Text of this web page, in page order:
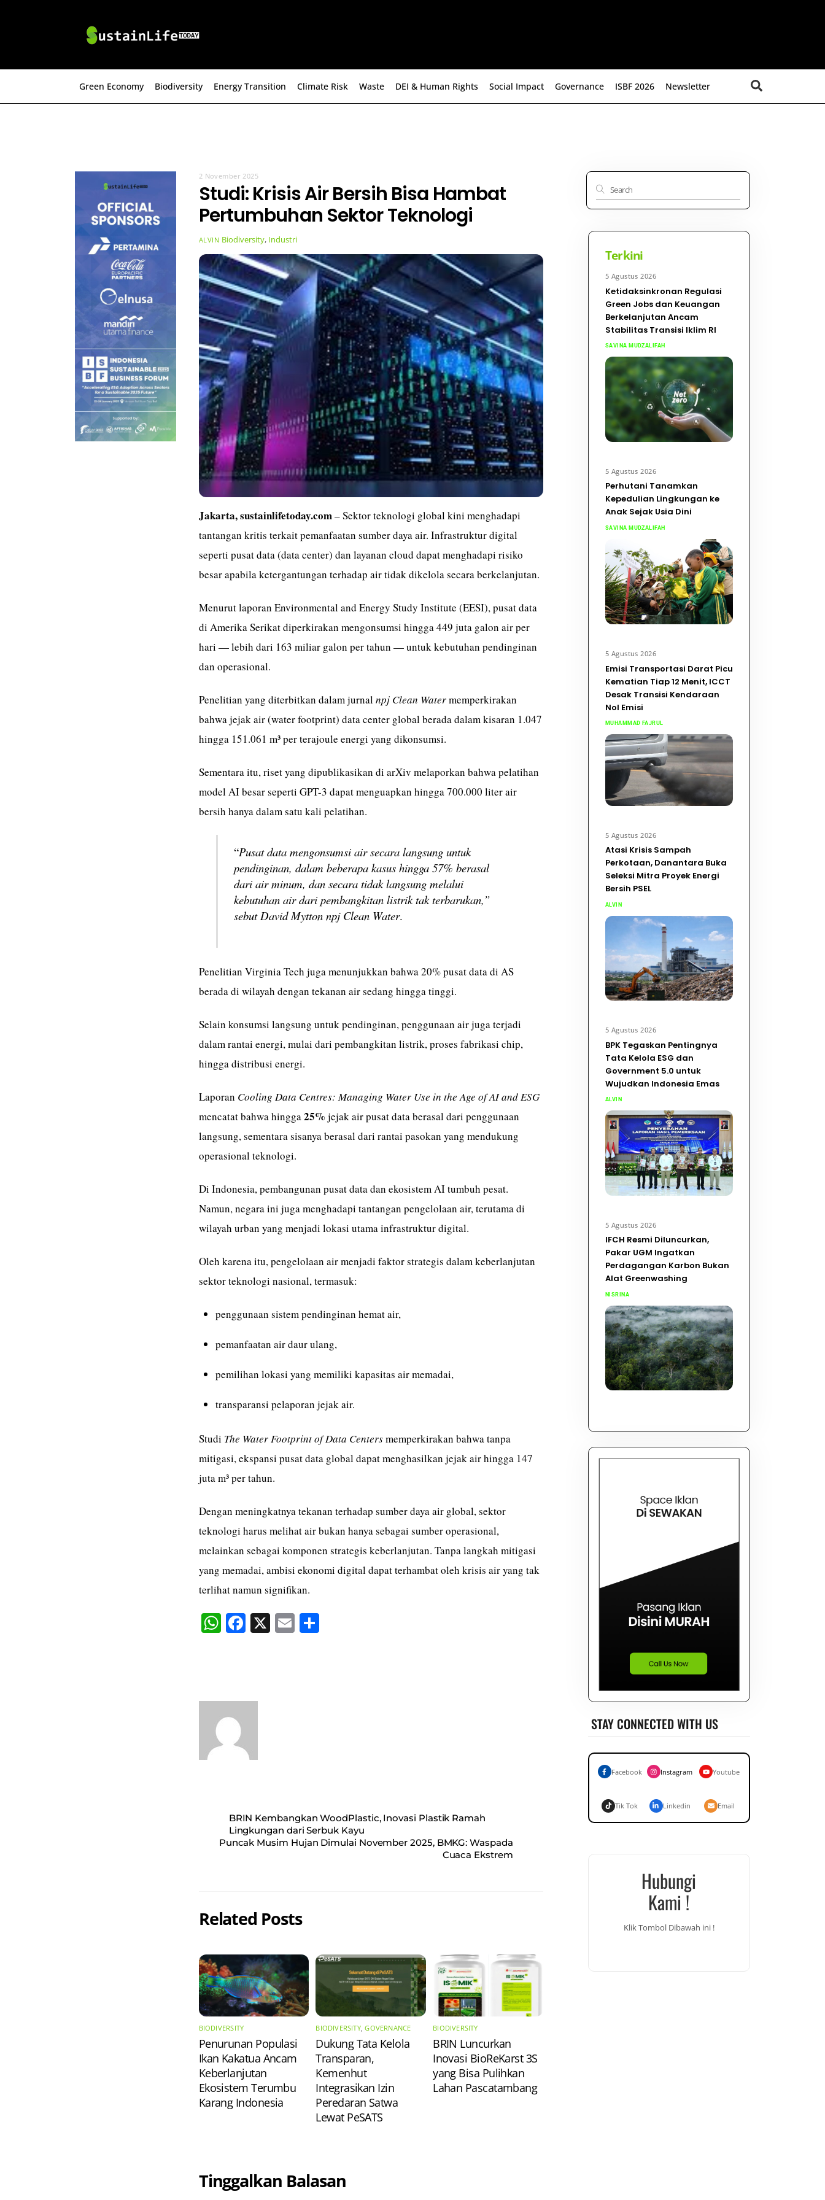
Green Economy Biodiversity Energy Transition Climate Risk Waste DEI & Human Rights Social Impact Governance ISBF 2026 Newsletter
2 November 2025
Studi: Krisis Air Bersih Bisa Hambat
Pertumbuhan Sektor Teknologi
ALVIN Biodiversity, Industri
Jakarta, sustainlifetoday.com– Sektor teknologi global kini menghadapi
tantangan kritis terkait pemanfaatan sumber daya air. Infrastruktur digital
seperti pusat data (data center) dan layanan cloud dapat menghadapi risiko
besar apabila ketergantungan terhadap air tidak dikelola secara berkelanjutan.
Menurut laporan Environmental and Energy Study Institute (EESI), pusat data
di Amerika Serikat diperkirakan mengonsumsi hingga 449 juta galon air per
hari — lebih dari 163 miliar galon per tahun — untuk kebutuhan pendinginan
dan operasional.
Penelitian yang diterbitkan dalam jurnalnpj Clean Watermemperkirakan
bahwa jejak air (water footprint) data center global berada dalam kisaran 1.047
hingga 151.061 m³ per terajoule energi yang dikonsumsi.
Sementara itu, riset yang dipublikasikan di arXiv melaporkan bahwa pelatihan
model AI besar seperti GPT-3 dapat menguapkan hingga 700.000 liter air
bersih hanya dalam satu kali pelatihan.
“Pusat data mengonsumsi air secara langsung untuk
pendinginan, dalam beberapa kasus hingga 57% berasal
dari air minum, dan secara tidak langsung melalui
kebutuhan air dari pembangkitan listrik tak terbarukan,”
sebut David Myttonnpj Clean Water.
Penelitian Virginia Tech juga menunjukkan bahwa 20% pusat data di AS
berada di wilayah dengan tekanan air sedang hingga tinggi.
Selain konsumsi langsung untuk pendinginan, penggunaan air juga terjadi
dalam rantai energi, mulai dari pembangkitan listrik, proses fabrikasi chip,
hingga distribusi energi.
Laporan Cooling Data Centres: Managing Water Use in the Age of AI and ESG
mencatat bahwa hingga25% jejak air pusat data berasal dari penggunaan
langsung, sementara sisanya berasal dari rantai pasokan yang mendukung
operasional teknologi.
Di Indonesia, pembangunan pusat data dan ekosistem AI tumbuh pesat.
Namun, negara ini juga menghadapi tantangan pengelolaan air, terutama di
wilayah urban yang menjadi lokasi utama infrastruktur digital.
Oleh karena itu, pengelolaan air menjadi faktor strategis dalam keberlanjutan
sektor teknologi nasional, termasuk:
penggunaan sistem pendinginan hemat air,
pemanfaatan air daur ulang,
pemilihan lokasi yang memiliki kapasitas air memadai,
transparansi pelaporan jejak air.
Studi The Water Footprint of Data Centersmemperkirakan bahwa tanpa
mitigasi, ekspansi pusat data global dapat menghasilkan jejak air hingga 147
juta m³ per tahun.
Dengan meningkatnya tekanan terhadap sumber daya air global, sektor
teknologi harus melihat air bukan hanya sebagai sumber operasional,
melainkan sebagai komponen strategis keberlanjutan. Tanpa langkah mitigasi
yang memadai, ambisi ekonomi digital dapat terhambat oleh krisis air yang tak
terlihat namun signifikan.
W
pp
Fa X E S
BRIN Kembangkan WoodPlastic, Inovasi Plastik Ramah
Lingkungan dari Serbuk Kayu
Puncak Musim Hujan Dimulai November 2025, BMKG: Waspada
Cuaca Ekstrem
Related Posts
BIODIVERSITY
Penurunan Populasi
Ikan Kakatua Ancam
Keberlanjutan
Ekosistem Terumbu
Karang Indonesia
BIODIVERSITY,GOVERNANCE
Dukung Tata Kelola
Transparan,
Kemenhut
Integrasikan Izin
Peredaran Satwa
Lewat PeSATS
BIODIVERSITY
​BRIN Luncurkan
Inovasi BioReKarst 3S
yang Bisa Pulihkan
Lahan Pascatambang
Tinggalkan Balasan
Terkini
5 Agustus 2026
Ketidaksinkronan Regulasi
Green Jobs dan Keuangan
Berkelanjutan Ancam
Stabilitas Transisi Iklim RI
SAVINA MUDZALIFAH
5 Agustus 2026
Perhutani Tanamkan
Kepedulian Lingkungan ke
Anak Sejak Usia Dini
SAVINA MUDZALIFAH
5 Agustus 2026
Emisi Transportasi Darat Picu
Kematian Tiap 12 Menit, ICCT
Desak Transisi Kendaraan
Nol Emisi
MUHAMMAD FAJRUL
5 Agustus 2026
Atasi Krisis Sampah
Perkotaan, Danantara Buka
Seleksi Mitra Proyek Energi
Bersih PSEL
ALVIN
5 Agustus 2026
BPK Tegaskan Pentingnya
Tata Kelola ESG dan
Government 5.0 untuk
Wujudkan Indonesia Emas
ALVIN
5 Agustus 2026
IFCH Resmi Diluncurkan,
Pakar UGM Ingatkan
Perdagangan Karbon Bukan
Alat Greenwashing
NISRINA
STAY CONNECTED WITH US
Facebook Instagram Youtube
Tik Tok Linkedin Email
Hubungi
Kami !
Klik Tombol Dibawah ini !